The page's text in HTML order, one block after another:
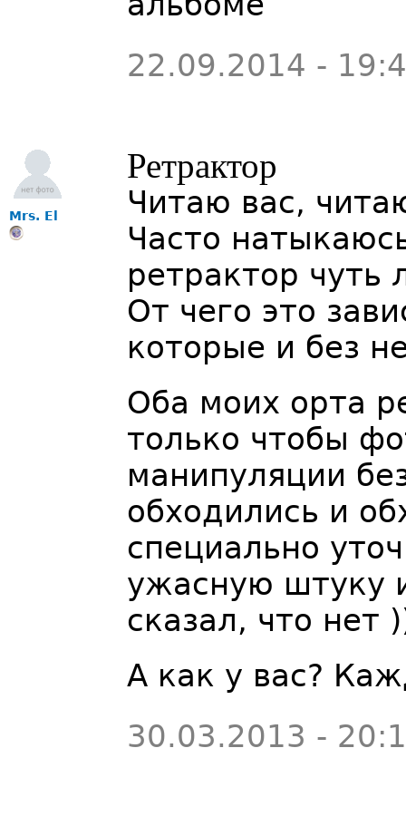
22.09.2014 -
Mrs. El
Ретрактор
Читаю вас,
Часто
ретрактор
От чего это
которые и без
Оба моих орта
только чтобы
манипуляции
обходились и
специально
ужасную штуку
сказал, что нет
А как у вас?
30.03.2013 -